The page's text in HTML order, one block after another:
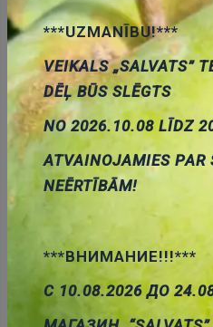
ID: 00006560 Artikuls:
Noliktavas stāvoklis:
6
Daudzums:
Pievienot grozam
Apraksts
***UZMANĪBU!***
VEIKALS „SALVATS”
DĒĻ BŪS SLĒGTS
NO 2026.10.08 LĪDZ
ATVAINOJAMIES PAR
NEĒRTĪBĀM!
***ВНИМАНИЕ!!!***
С 10.08.2026 ДО